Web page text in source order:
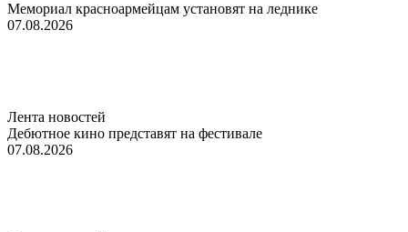
Мемориал красноармейцам установят на леднике
07.08.2026
Лента новостей
Дебютное кино представят на фестивале
07.08.2026